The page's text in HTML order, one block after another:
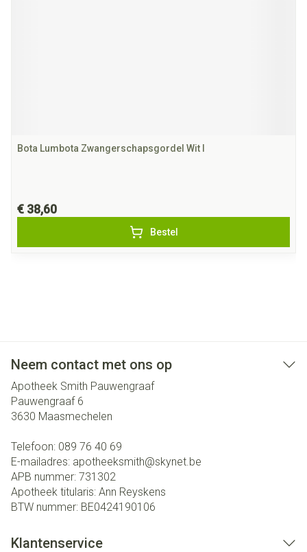
Bota Lumbota Zwangerschapsgordel Wit l
€ 38,60
Bestel
Neem contact met ons op
Apotheek Smith Pauwengraaf
Pauwengraaf 6
3630 Maasmechelen
Telefoon: 089 76 40 69
E-mailadres: apotheeksmith@skynet.be
APB nummer: 731302
Apotheek titularis: Ann Reyskens
BTW nummer: BE0424190106
Klantenservice